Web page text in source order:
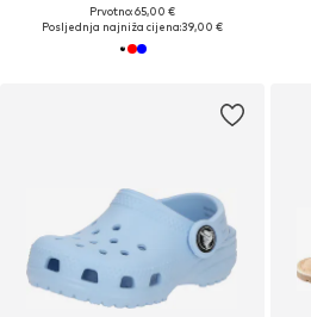
Prvotno: 65,00 €
Posljednja najniža cijena:39,00 €